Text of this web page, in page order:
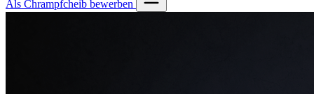
Als Chrampfcheib bewerben